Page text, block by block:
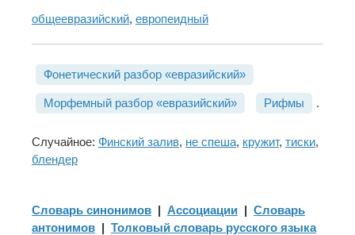
общеевразийский, европеидный
Фонетический разбор «евразийский»
Морфемный разбор «евразийский» Рифмы .
Случайное: Финский залив, не спеша, кружит, тиски,
блендер
Словарь синонимов | Ассоциации | Словарь
антонимов | Толковый словарь русского языка